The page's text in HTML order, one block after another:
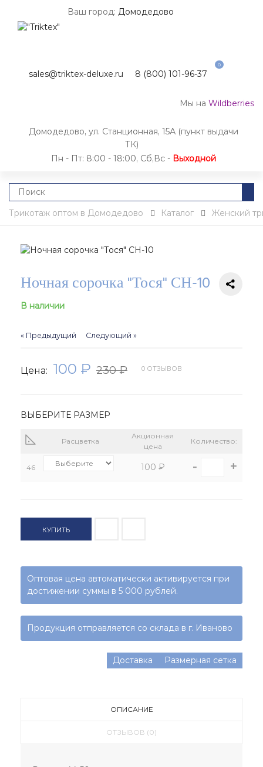
Ваш город: Домодедово
0
8 (800) 101-96-37
sales@triktex-deluxe.ru
Мы на Wildberries
Домодедово, ул. Станционная, 15А (пункт выдачи
ТК)
Пн - Пт: 8:00 - 18:00, Сб,Вс - Выходной
Трикотаж оптом в Домодедово Каталог Женский
Ночная сорочка "Тося" СН-10
В наличии
« Предыдущий Следующий »
Цена: 100 ₽ 230 ₽ 0 ОТЗЫВОВ
ВЫБЕРИТЕ РАЗМЕР
Расцветка
Акционная
цена
Количество:
46 100 ₽ - +
КУПИТЬ
Оптовая цена автоматически активируется при
достижении суммы в 5 000 рублей.
Продукция отправляется со склада в г. Иваново
Доставка Размерная сетка
ОПИСАНИЕ
ОТЗЫВОВ (0)